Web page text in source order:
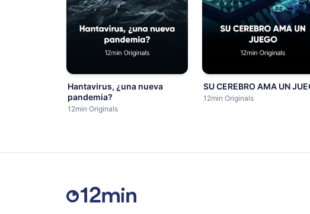
Hantavirus, ¿una nueva
pandemia?
12min Originals
SU CEREBRO AMA UN
12min Originals